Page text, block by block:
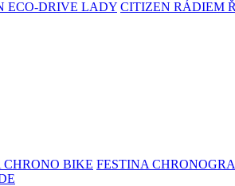
ECO-DRIVE LADY CITIZEN RÁDIEM
CHRONO BIKE FESTINA